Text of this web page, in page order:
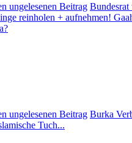
reinholen + aufnehmen!
Burka
Tuch...